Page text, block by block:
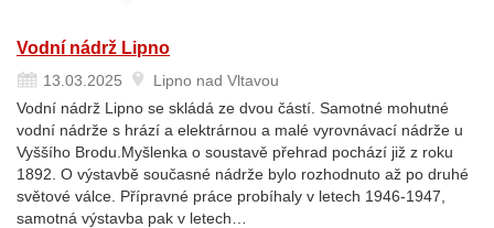
Vodní nádrž Lipno
13.03.2025
Lipno nad Vltavou
Vodní nádrž Lipno se skládá ze dvou částí. Samotné mohutné
vodní nádrže s hrází a elektrárnou a malé vyrovnávací nádrže u
Vyššího Brodu.Myšlenka o soustavě přehrad pochází již z roku
1892. O výstavbě současné nádrže bylo rozhodnuto až po druhé
světové válce. Přípravné práce probíhaly v letech 1946-1947,
samotná výstavba pak v letech…